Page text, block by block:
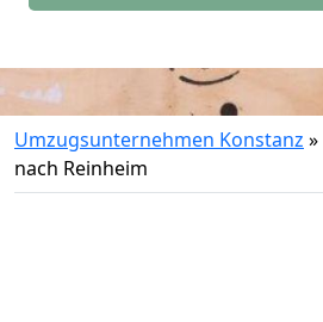
Umzugsunternehmen Konstanz »
nach Reinheim